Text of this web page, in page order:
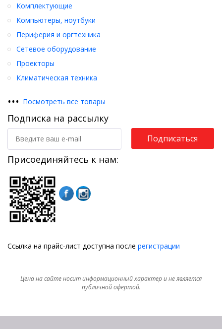
Комплектующие
Компьютеры, ноутбуки
Периферия и оргтехника
Сетевое оборудование
Проекторы
Климатическая техника
••• Посмотреть все товары
Подписка на рассылку
Подписаться
Присоединяйтесь к нам:
Ссылка на прайс-лист доступна после регистрации
Цена на сайте носит информационный характер и не является
публичной офертой.